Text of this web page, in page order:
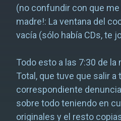
(no confundir con que
madre!: La ventana del
vacía (sólo había CDs, te
Todo esto a las 7:30 de la
Total, que tuve que salir
correspondiente
sobre todo teniendo en
originales y el resto